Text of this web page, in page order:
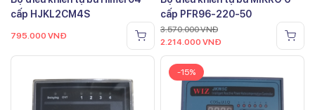
cấp HJKL2CM4S
795.000 VNĐ
cấp PFR96-220-50
3.570.000VNĐ
2.214.000 VNĐ
-15%